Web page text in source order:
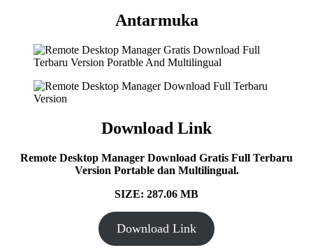
Antarmuka
Download Link
Remote Desktop Manager Download Gratis Full Terbaru
Version Portable dan Multilingual.
SIZE: 287.06 MB
Download Link